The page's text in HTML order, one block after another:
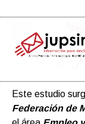
Este estudio
Federación de